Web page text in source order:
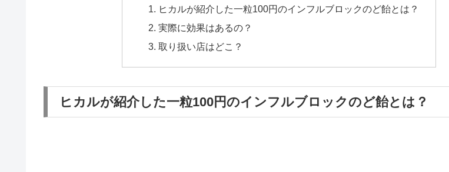
ヒカルが紹介した一粒100円のインフルブロックのど飴とは？
実際に効果はあるの？
取り扱い店はどこ？
ヒカルが紹介した一粒100円のインフルブロックのど飴とは？